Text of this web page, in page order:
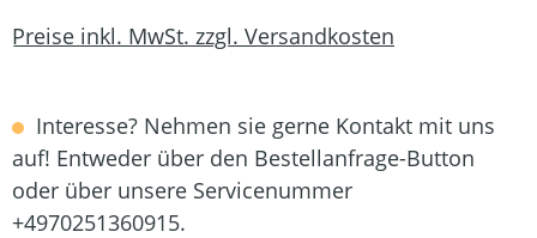
Preise inkl. MwSt. zzgl. Versandkosten
Interesse? Nehmen sie gerne Kontakt mit uns
auf! Entweder über den Bestellanfrage-Button
oder über unsere Servicenummer
+4970251360915.